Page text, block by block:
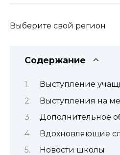
Выберите свой регион
Содержание
Выступление
Выступления на
Дополнительное
Вдохновляющие
Новости школы